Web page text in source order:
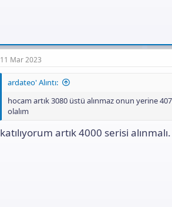
11 Mar 2023
ardateo' Alıntı:
hocam artık 3080 üstü alınmaz onun yerine
olalım
katılıyorum artık 4000 serisi alınmalı.